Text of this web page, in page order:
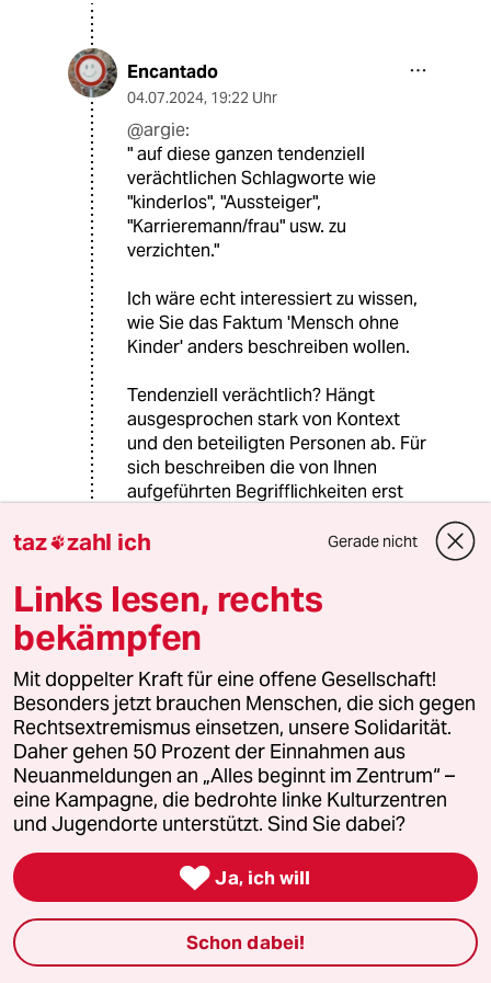
Encantado
04.07.2024, 19:22 Uhr
@argie:
" auf diese ganzen tendenziell
verächtlichen Schlagworte wie
"kinderlos", "Aussteiger",
"Karrieremann/frau" usw. zu
verzichten."
Ich wäre echt interessiert zu wissen,
wie Sie das Faktum 'Mensch ohne
Kinder' anders beschreiben wollen.
Tendenziell verächtlich? Hängt
ausgesprochen stark von Kontext
und den beteiligten Personen ab. Für
sich beschreiben die von Ihnen
aufgeführten Begrifflichkeiten erst
meistkommentiert
1 Krise der Demokratie
AfD-Wählen als Triebabfuhr
2 Nein zum Zivildienst
Hinterlistiger Schritt der
Bundesregierung
3
Zurück zu den antikommunistischen
Wurzeln
taz zahl ich Gerade nicht
Links lesen, rechts
bekämpfen
Mit doppelter Kraft für eine offene Gesellschaft!
Besonders jetzt brauchen Menschen, die sich gegen
Rechtsextremismus einsetzen, unsere Solidarität.
Daher gehen 50 Prozent der Einnahmen aus
Neuanmeldungen an „Alles beginnt im Zentrum“ –
eine Kampagne, die bedrohte linke Kulturzentren
und Jugendorte unterstützt. Sind Sie dabei?
 Ja, ich will
Schon dabei!